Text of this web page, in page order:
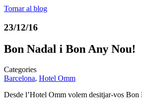
Tornar al blog
23/12/16
Bon Nadal i Bon Any Nou!
Categories
Barcelona, Hotel Omm
Desde l’Hotel Omm volem desitjar-vos